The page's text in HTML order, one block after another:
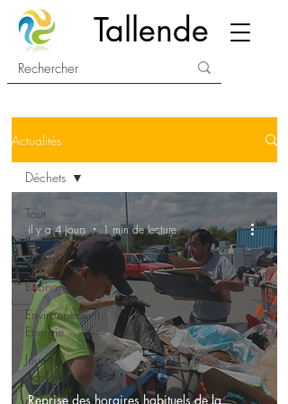
Tallende
Actualités
Tout
Services
Social
Economie
Environnement
Energie
Jeunes
Scolaire
Déchets
Reprise des horaires habituels de la
il y a 4 jours 1 min de lecture